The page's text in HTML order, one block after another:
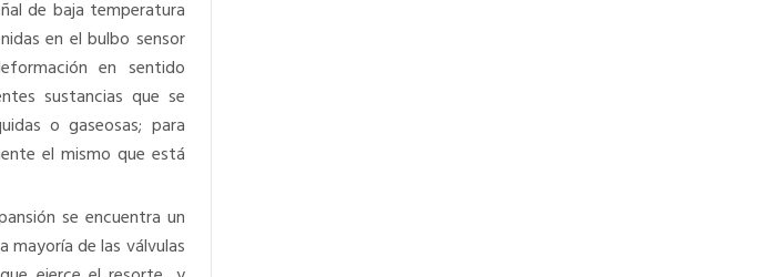
de baja temperatura
en el bulbo sensor
en sentido
sustancias que se
o gaseosas; para
el mismo que está
se encuentra un
mayoría de las válvulas